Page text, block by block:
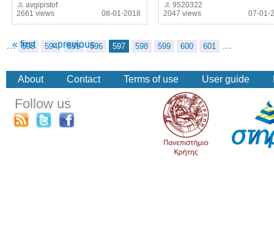
2661 views
avgipistof
08-01-2018
2047 views
9520322
07-01-
« first ‹ previous
… 593 594 595 596 597 598 599 600 601 …
About Contact Terms of use User guide
Follow us